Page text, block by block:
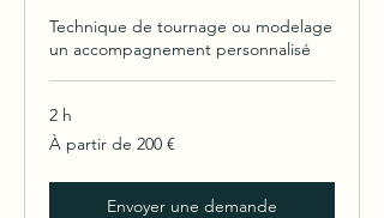
Technique de tournage ou modelage
un accompagnement personnalisé
2 h
À
partir
À partir de 200 €
Envoyer une demande